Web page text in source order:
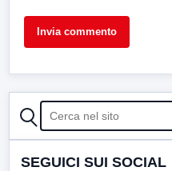
CERCA
SEGUICI SUI SOCIAL